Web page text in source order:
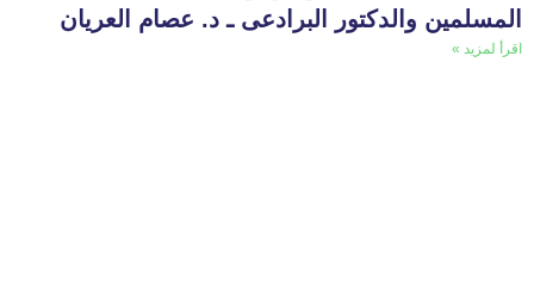
المسلمين والدكتور البرادعى ـ د. عصام العريان
اقرأ لمزيد »